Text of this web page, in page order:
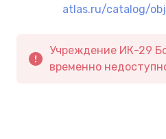
atlas.ru/catalog/
Учреждение ИК-29
временно